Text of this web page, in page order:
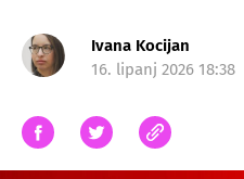
Ivana Kocijan
16. lipanj 2026 18:38